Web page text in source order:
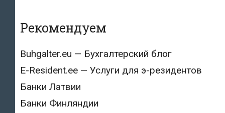
Рекомендуем
Buhgalter.eu — Бухгалтерский блог
E-Resident.ee — Услуги для э-резидентов
Банки Латвии
Банки Финляндии